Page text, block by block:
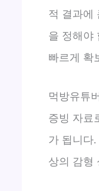
적 결과에
을 정해야
빠르게 확
먹방유튜
증빙 자료
가 됩니다
상의 감형